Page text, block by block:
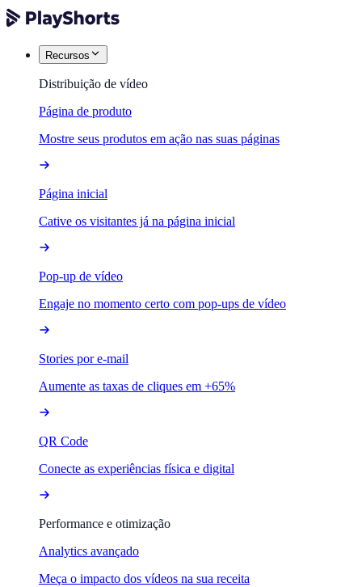
Recursos
Distribuição de vídeo
Página de produto
Mostre seus produtos em ação nas suas páginas
Página inicial
Cative os visitantes já na página inicial
Pop-up de vídeo
Engaje no momento certo com pop-ups de vídeo
Stories por e-mail
Aumente as taxas de cliques em +65%
QR Code
Conecte as experiências física e digital
Performance e otimização
Analytics avançado
Meça o impacto dos vídeos na sua receita